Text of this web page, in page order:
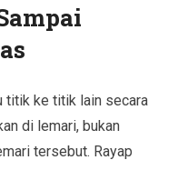
titik ke titik lain secara
di lemari, bukan
tersebut. Rayap